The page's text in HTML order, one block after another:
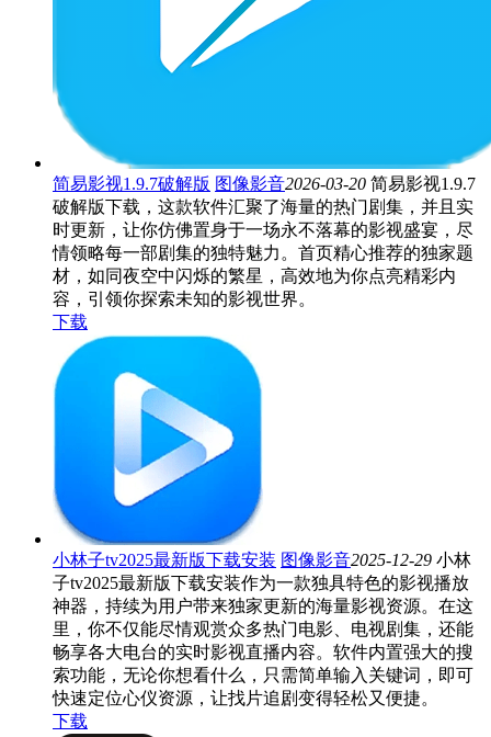
简易影视1.9.7破解版 图像影音2026-03-20 简易影视1.9.7
破解版下载，这款软件汇聚了海量的热门剧集，并且实
时更新，让你仿佛置身于一场永不落幕的影视盛宴，尽
情领略每一部剧集的独特魅力。首页精心推荐的独家题
材，如同夜空中闪烁的繁星，高效地为你点亮精彩内
容，引领你探索未知的影视世界。
下载
小林子tv2025最新版下载安装 图像影音2025-12-29 小林
子tv2025最新版下载安装作为一款独具特色的影视播放
神器，持续为用户带来独家更新的海量影视资源。在这
里，你不仅能尽情观赏众多热门电影、电视剧集，还能
畅享各大电台的实时影视直播内容。软件内置强大的搜
索功能，无论你想看什么，只需简单输入关键词，即可
快速定位心仪资源，让找片追剧变得轻松又便捷。
下载